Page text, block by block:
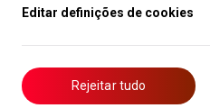
Editar definições de cookies
Rejeitar tudo